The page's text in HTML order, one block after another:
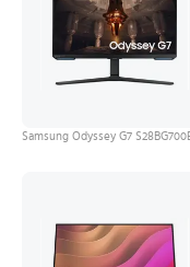
Samsung Odyssey G7